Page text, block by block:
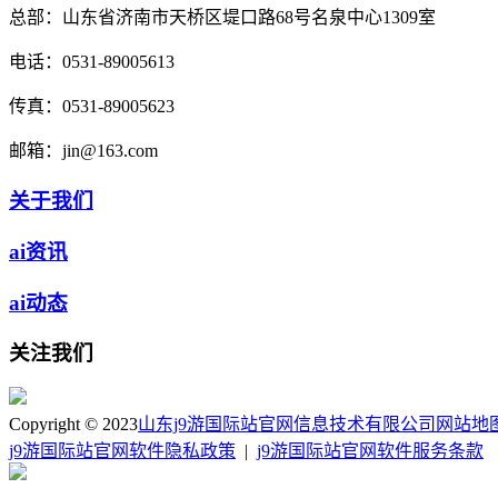
总部： 山东省济南市天桥区堤口路68号名泉中心1309室
电话： 0531-89005613
传真： 0531-89005623
邮箱： jin@163.com
关于我们
ai资讯
ai动态
关注我们
Copyright © 2023山东j9游国际站官网信息技术有限公司 网站地
j9游国际站官网软件隐私政策 | j9游国际站官网软件服务条款